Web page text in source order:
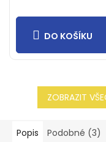
DO KOŠÍKU
ZOBRAZIT
Popis Podobné (3)